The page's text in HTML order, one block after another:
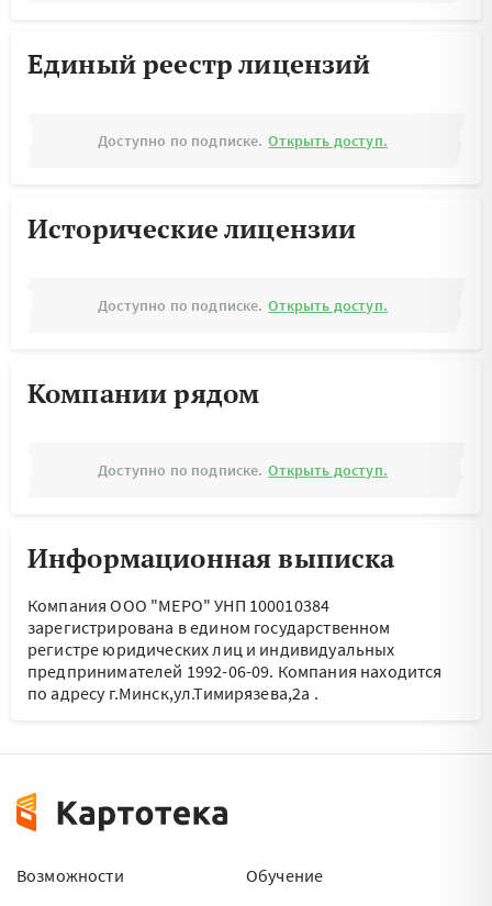
Единый реестр лицензий
Доступно по подписке. Открыть доступ.
Исторические лицензии
Доступно по подписке. Открыть доступ.
Компании рядом
Доступно по подписке. Открыть доступ.
Информационная выписка
Компания ООО "МЕРО" УНП 100010384
зарегистрирована в едином государственном
регистре юридических лиц и индивидуальных
предпринимателей 1992-06-09. Компания находится
по адресу г.Минск,ул.Тимирязева,2а .
Возможности
Обучение